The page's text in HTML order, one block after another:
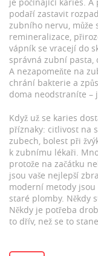
podaří zastavit
zubního nervu, může
remineralizace,
vápník se vracejí do
správná zubní pasta,
A nezapomeňte na
chrání bakterie a
doma neodstraníte –
Když už se karies
příznaky: citlivost na
zubech, bolest při
k zubnímu lékaři.
protože na začátku
jsou vaše nejlepší
moderní metody jsou
staré plomby. Někdy
Někdy je potřeba
to dřív, než se to